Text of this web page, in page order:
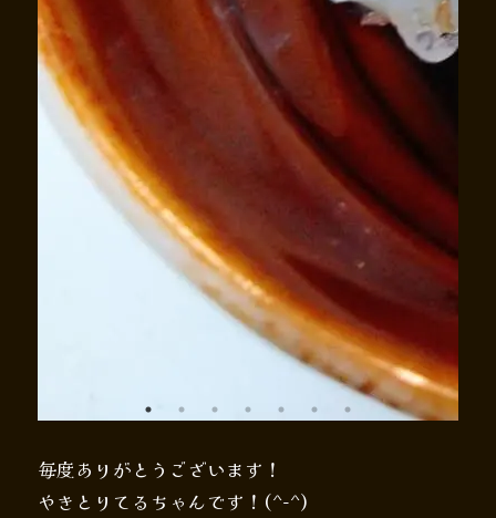
毎度ありがとうございます！
やきとりてるちゃんです！(^-^)